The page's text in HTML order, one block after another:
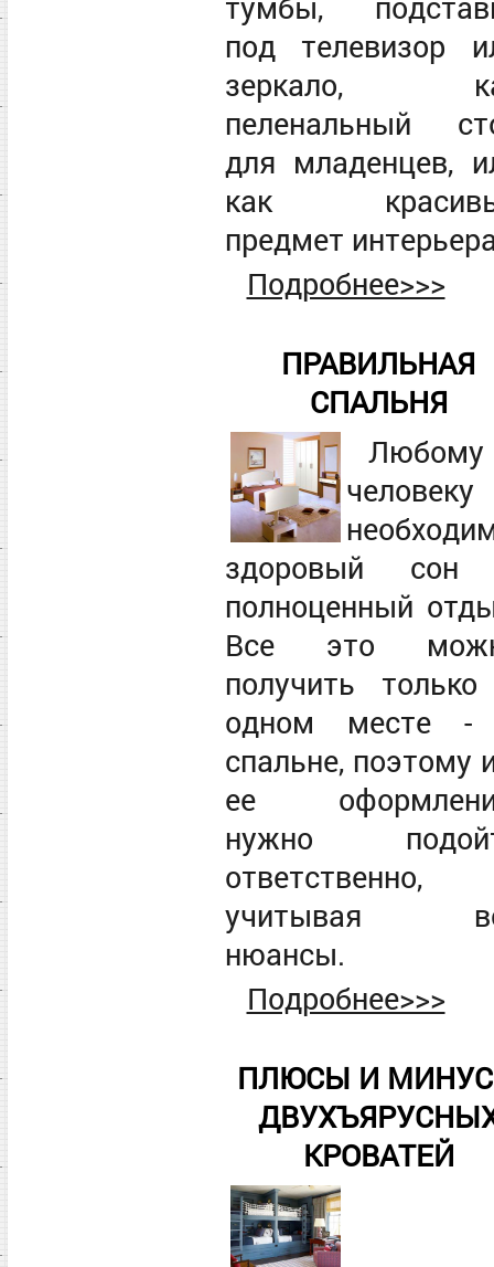
под телевизор
зеркало,
пеленальный
для младенцев,
как
предмет
Подробнее>>>
ПРАВИЛЬНАЯ
СПАЛЬНЯ
Любому
человеку
здоровый
полноценный
Все это
получить
одном месте
спальне, поэтому
ее
нужно
ответственно,
учитывая
нюансы.
Подробнее>>>
ПЛЮСЫ И
КРОВАТЕЙ